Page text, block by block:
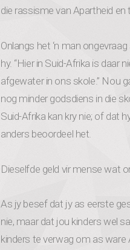
die rassisme van Apartheid en
Onlangs het ‘n man
hy. “Hier in Suid-Afrika is daar
afgewater in ons skole.” Nou
nog minder godsdiens in die
Suid-Afrika kan kry nie; of dat
anders beoordeel het.
Dieselfde geld vir mense wat
As jy besef dat jy as eerste
nie, maar dat jou kinders wel
kinders te verwag om as ware